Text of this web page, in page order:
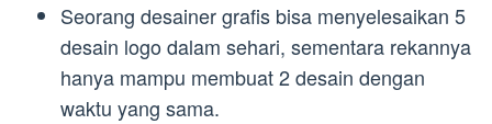
Seorang desainer grafis bisa menyelesaikan 5
desain logo dalam sehari, sementara rekannya
hanya mampu membuat 2 desain dengan
waktu yang sama.